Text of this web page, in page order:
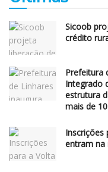
Sicoob
crédito
Prefeitura
Integrado
estrutura
mais de
Inscrições
entram na